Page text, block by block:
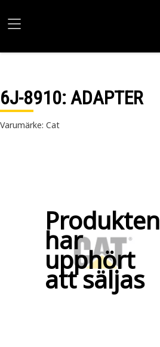
6J-8910: ADAPTER
Varumärke: Cat
Produkten
har
upphört
att säljas